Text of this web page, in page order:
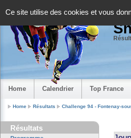
Ce site utilise des cookies et vous
Home Calendrier Top France
Home Résultats Challenge 94 - Fontenay-
Résultats